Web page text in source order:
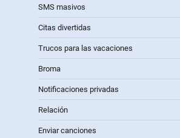
SMS masivos
Citas divertidas
Trucos para las vacaciones
Broma
Notificaciones privadas
Relación
Enviar canciones